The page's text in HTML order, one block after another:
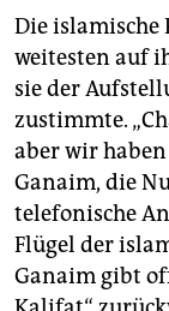
Die islamische
weitesten auf
sie der
zustimmte.
aber wir
Ganaim, die
telefonische
Flügel der
Ganaim gibt